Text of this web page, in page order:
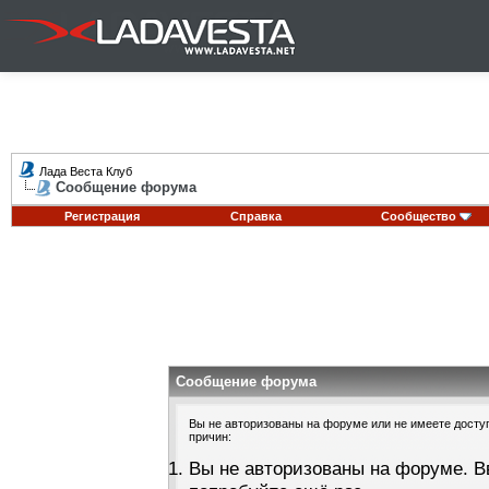
Лада Веста Клуб
Сообщение форума
Регистрация Справка Сообщество
Сообщение форума
Вы не авторизованы на форуме или не имеете
причин:
Вы не авторизованы на форуме.